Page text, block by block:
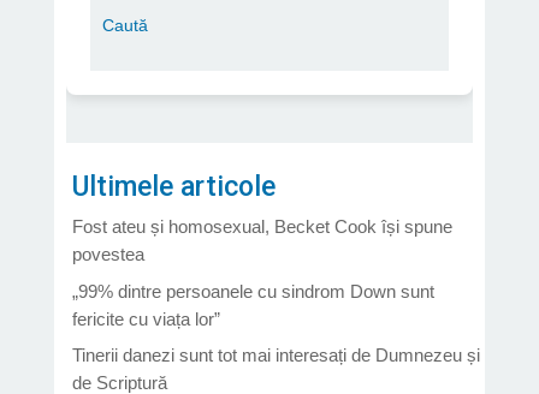
Ultimele articole
Fost ateu și homosexual, Becket Cook își spune
povestea
„99% dintre persoanele cu sindrom Down sunt
fericite cu viața lor”
Tinerii danezi sunt tot mai interesați de Dumnezeu și
de Scriptură